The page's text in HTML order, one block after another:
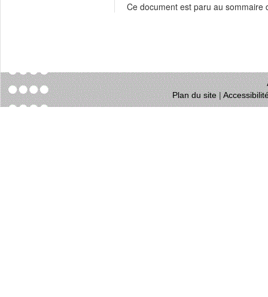
Ce document est paru au sommaire
Plan du site|